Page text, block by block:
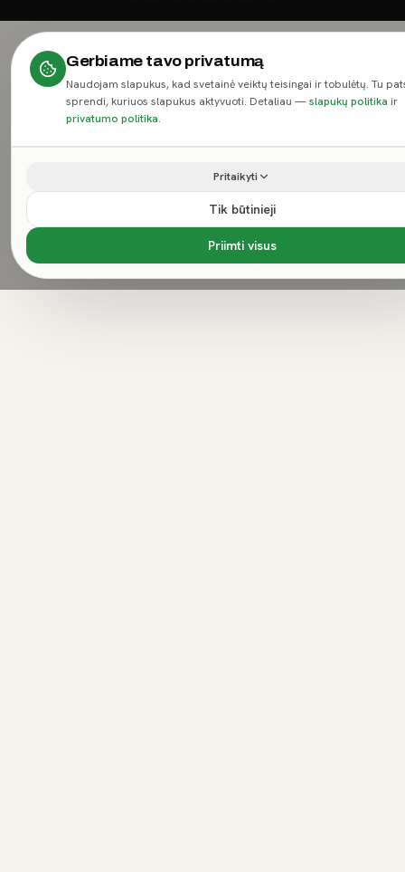
Gerbiame tavo privatumą
Naudojam slapukus, kad svetainė veiktų teisingai ir tobulėtų. Tu
sprendi, kuriuos slapukus aktyvuoti. Detaliau —slapukų politika ir
privatumo politika.
Pritaikyti
Tik būtinieji
Priimti visus